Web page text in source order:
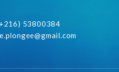
53800384